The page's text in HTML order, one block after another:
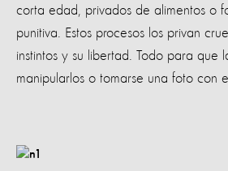
corta edad, privados de alimentos o
punitiva. Estos procesos los privan
instintos y su libertad. Todo para que
manipularlos o tomarse una foto con